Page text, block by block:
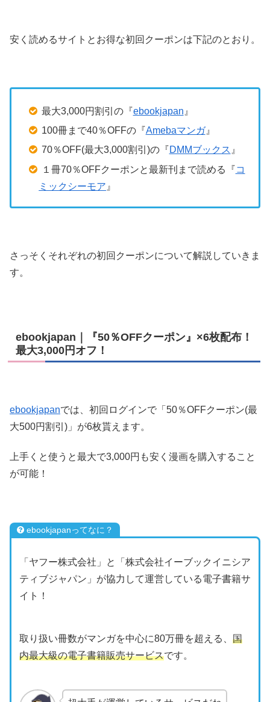
安く読めるサイトとお得な初回クーポンは下記のとおり。
最大3,000円割引の『ebookjapan 』
100冊まで40％OFFの『Amebaマンガ』
70％OFF(最大3,000割引)の『DMMブックス 』
１冊70％OFFクーポンと最新刊まで読める『コ
ミックシーモア 』
さっそくそれぞれの初回クーポンについて解説していきま
す。
ebookjapan｜『50％OFFクーポン』×6枚配布！
最大3,000円オフ！
ebookjapanでは、初回ログインで「50％OFFクーポン(最
大500円割引)」が6枚貰えます。
上手くと使うと最大で3,000円も安く漫画を購入すること
が可能！
ebookjapanってなに？
「ヤフー株式会社」と「株式会社イーブックイニシア
ティブジャパン」が協力して運営している電子書籍サ
イト！
取り扱い冊数がマンガを中心に80万冊を超える、 国
内最大級の電子書籍販売サービスです。